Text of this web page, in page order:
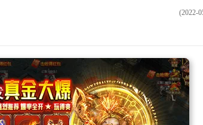
(2022-